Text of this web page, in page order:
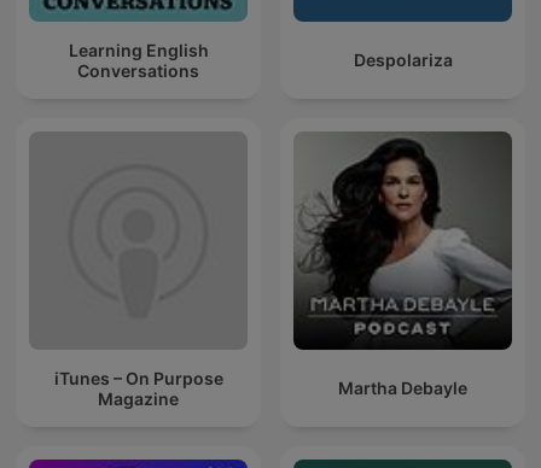
Learning English
Conversations
Despolariza
iTunes – On Purpose
Magazine
Martha Debayle